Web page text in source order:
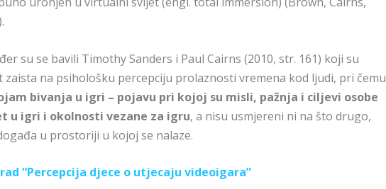
su se bavili Timothy Sanders i Paul Cairns (2010, str. 161) koji su
na psihološku percepciju prolaznosti vremena kod ljudi, pri čemu
bivanja u igri – pojavu pri kojoj su misli, pažnja i ciljevi osobe
u igri i okolnosti vezane za igru, a nisu usmjereni ni na što drugo,
u prostoriji u kojoj se nalaze.
“Percepcija djece o utjecaju videoigara”